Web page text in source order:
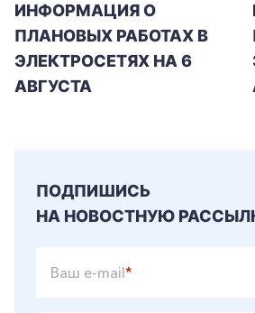
Заказать обратный звонок
ИНФОРМАЦИЯ О
ПЛАНОВЫХ РАБОТАХ В
ЭЛЕКТРОСЕТЯХ НА 6
АВГУСТА
ПОДПИШИСЬ
НА НОВОСТНУЮ
Ваш e-mail*